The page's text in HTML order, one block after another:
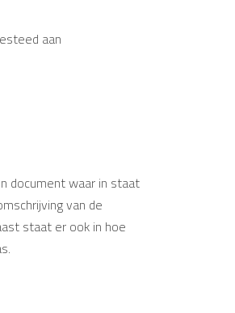
aan
document waar in staat
van de
staat er ook in hoe